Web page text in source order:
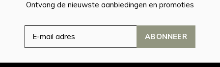
Ontvang de nieuwste aanbiedingen en promoties
ABONNEER